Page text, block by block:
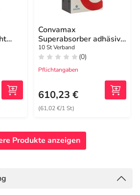
Convamax
Superabsorber adhäsiv
20x20 cm
10 St Verband
(0)
Pflichtangaben
610,23 €
(61,02 €/1 St)
Produkte anzeigen